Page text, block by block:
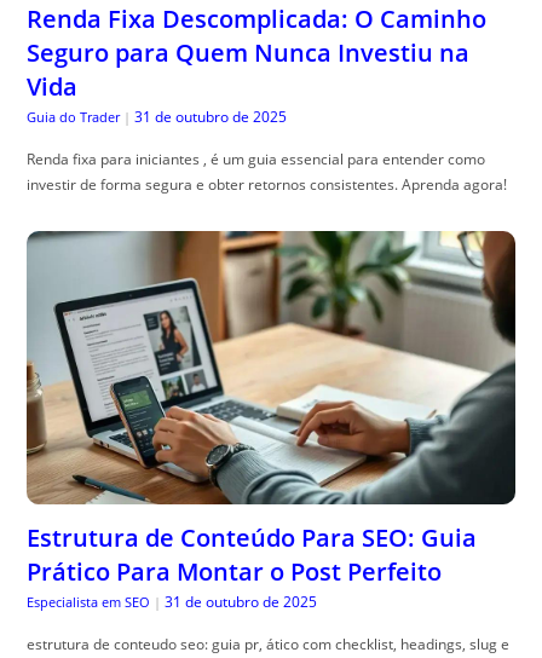
Renda Fixa Descomplicada: O Caminho
Seguro para Quem Nunca Investiu na
Vida
Guia do Trader | 31 de outubro de 2025
Renda fixa para iniciantes , é um guia essencial para entender como
investir de forma segura e obter retornos consistentes. Aprenda agora!
Estrutura de Conteúdo Para SEO: Guia
Prático Para Montar o Post Perfeito
Especialista em SEO | 31 de outubro de 2025
estrutura de conteudo seo: guia pr, ático com checklist, headings, slug e